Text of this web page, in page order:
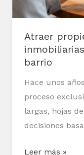
Atraer
barrio
Hace unos
proceso
largas, hojas
decisiones
éxito
barrio
Leer más »